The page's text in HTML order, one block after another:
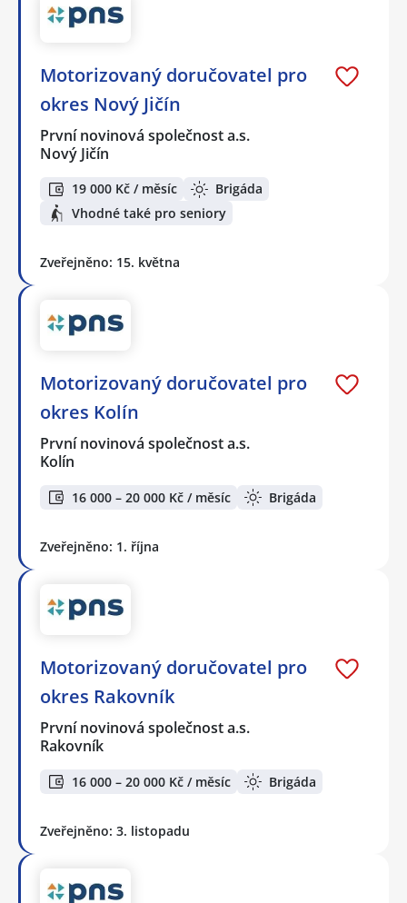
Motorizovaný doručovatel pro
okres Nový Jičín
První novinová společnost a.s.
Nový Jičín
19 000 Kč / měsíc
Brigáda
Vhodné také pro seniory
Zveřejněno: 15. května
Motorizovaný doručovatel pro
okres Kolín
První novinová společnost a.s.
Kolín
16 000 – 20 000 Kč / měsíc Brigáda
Zveřejněno: 1. října
Motorizovaný doručovatel pro
okres Rakovník
První novinová společnost a.s.
Rakovník
16 000 – 20 000 Kč / měsíc Brigáda
Zveřejněno: 3. listopadu